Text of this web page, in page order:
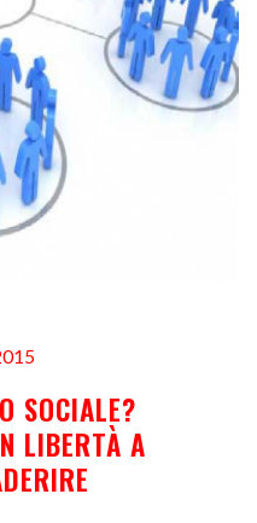
SOCIALE?
LIBERTÀ A